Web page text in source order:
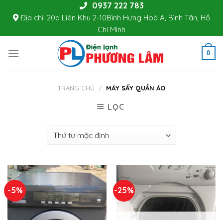
0937 222 783
Địa chỉ: 20a Liên Khu 2-10Bình Hưng Hoà A, Bình Tân, Hồ
Chí Minh
0
TRANG CHỦ / MÁY SẤY QUẦN ÁO
LỌC
-5% -25%